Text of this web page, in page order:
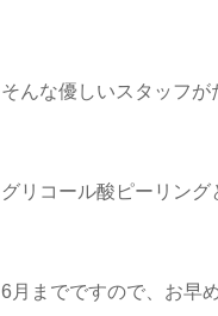
そんな優しいスタッフが
グリコール酸ピーリン
6月までですので、お早